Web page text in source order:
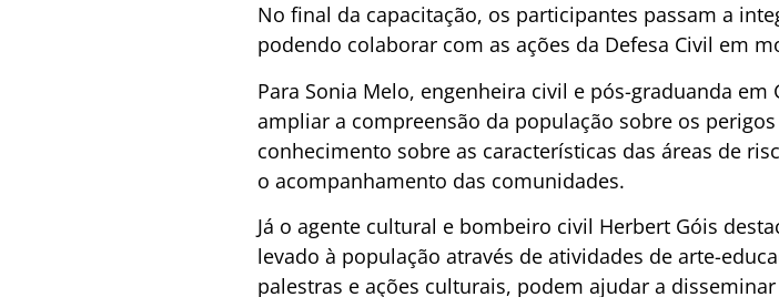
No final da capacitação, os participantes passam a
podendo colaborar com as ações da Defesa Civil em
Para Sonia Melo, engenheira civil e pós-graduanda
ampliar a compreensão da população sobre os
conhecimento sobre as características das áreas de
o acompanhamento das comunidades.
Já o agente cultural e bombeiro civil Herbert Góis
levado à população através de atividades de arte-
palestras e ações culturais, podem ajudar a